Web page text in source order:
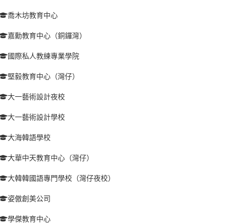
喬木坊教育中心
嘉勳教育中心（銅鑼灣）
國際私人教練專業學院
堅毅教育中心（灣仔）
大一藝術設計夜校
大一藝術設計學校
大海韓語學校
大華中天教育中心（灣仔）
大韓韓國語專門學校（灣仔夜校）
姿傲創美公司
學傑教育中心